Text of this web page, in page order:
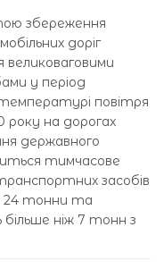
збереження
доріг
великоваговими
у період
повітря
року на дорогах
державного
тимчасове
засобів
24 тонни та
ніж 7 тонн з